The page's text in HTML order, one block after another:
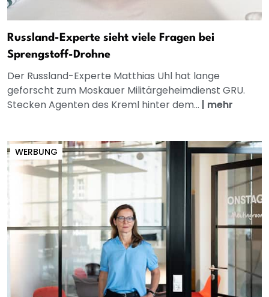
Russland-Experte sieht viele Fragen bei
Sprengstoff-Drohne
Der Russland-Experte Matthias Uhl hat lange
geforscht zum Moskauer Militärgeheimdienst GRU.
Stecken Agenten des Kreml hinter dem... | mehr
WERBUNG